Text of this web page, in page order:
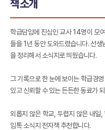
책소개
학급담임에 진심인 교사 14명이 모
들을 1년 동안 도와드렸습니다. 선
을 정리해서 소식지로 띄웠습니다.
그 기록으로 한 눈에 보이는 학급경
있고 신뢰할 수 있는 든든한 동료가
외롭지 않은 학교, 두렵지 않은 내일
임톡 소식지 전자책 추천합니다.